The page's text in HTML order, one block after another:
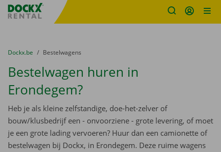
Fratello DEMO
U bevindt zich hier:
van
Dockx.be naar
Bestelwagens
Bestelwagen huren in
Erondegem?
Heb je als kleine zelfstandige, doe-het-zelver of
bouw/klusbedrijf een - onvoorziene - grote levering, of moet
je een grote lading vervoeren? Huur dan een camionette of
bestelwagen bij Dockx, in Erondegem. Deze ruime wagens